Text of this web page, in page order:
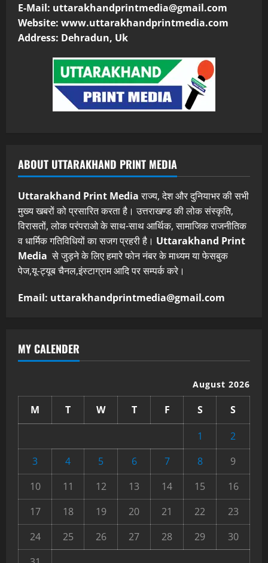
E-Mail: uttarakhandprintmedia@gmail.com
Website: www.uttarakhandprintmedia.com
Address: Dehradun, Uk
ABOUT UTTARAKHAND PRINT MEDIA
Uttarakhand Print Mediaराज्य, देश और दुनियाभर की सभी
मुख्य खबरों को प्रसारित करता है। उत्तराखण्ड की लोक संस्कृति,
विरासतों, लोक परंपराओ के साथ-साथ आर्थिक, सामाजिक राजनीतिक
व धार्मिक गतिविधियों का सजग प्रहरी है। Uttarakhand Print
Media से जुड़ने के लिए हमारे फोन नंबर के माध्यम या फेसबुक
पेज,यू-ट्यूब चैनल,इंस्टाग्राम आदि पर सम्पर्क करे।
Email: uttarakhandprintmedia@gmail.com
MY CALENDER
August 2026
M T W T F S
S
1
2
3
4 5 6 7 8
9
10
11 12 13 14 15
16
17
18 19 20 21 22
23
24
25 26 27 28 29
30